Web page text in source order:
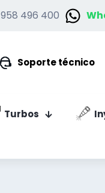
958 496 400
Soporte técnico
Turbos